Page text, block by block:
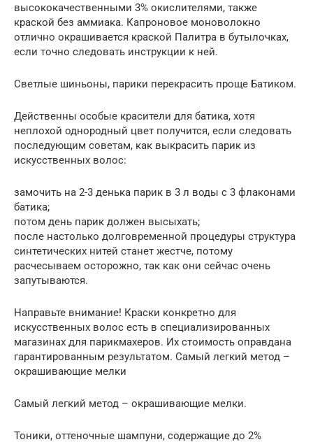
высококачественными 3% окислителями, также
краской без аммиака. Капроновое моноволокно
отлично окрашивается краской Палитра в бутылочках,
если точно следовать инструкции к ней.
Светлые шиньоны, парики перекрасить проще Батиком.
Действенны особые красители для батика, хотя
неплохой однородный цвет получится, если следовать
последующим советам, как выкрасить парик из
искусственных волос:
замочить на 2-3 денька парик в 3 л воды с 3 флаконами
батика;
потом день парик должен высыхать;
после настолько долговременной процедуры структура
синтетических нитей станет жестче, потому
расчесываем осторожно, так как они сейчас очень
запутываются.
Направьте внимание! Краски конкретно для
искусственных волос есть в специализированных
магазинах для парикмахеров. Их стоимость оправдана
гарантированным результатом. Самый легкий метод –
окрашивающие мелки
Самый легкий метод – окрашивающие мелки.
Тоники, оттеночные шампуни, содержащие до 2%